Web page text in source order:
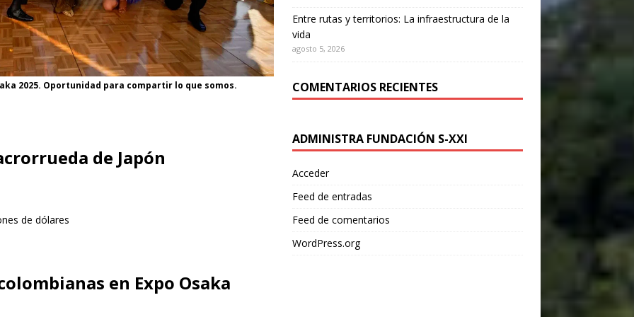
2025. Oportunidad para compartir lo que somos.
de Japón
de dólares
en Expo Osaka
Entre rutas y territorios: La infraestructura de la
vida
agosto 5, 2026
COMENTARIOS RECIENTES
ADMINISTRA FUNDACIÓN S-XXI
Acceder
Feed de entradas
Feed de comentarios
WordPress.org